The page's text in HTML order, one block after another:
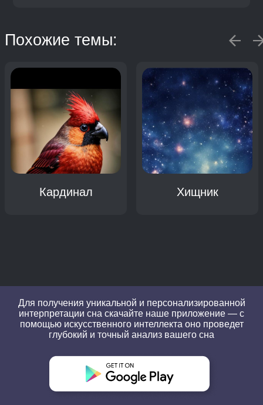
Похожие темы:
Кардинал Хищник
Для получения уникальной и персонализированной
интерпретации сна скачайте наше приложение — с
помощью искусственного интеллекта оно проведет
глубокий и точный анализ вашего сна